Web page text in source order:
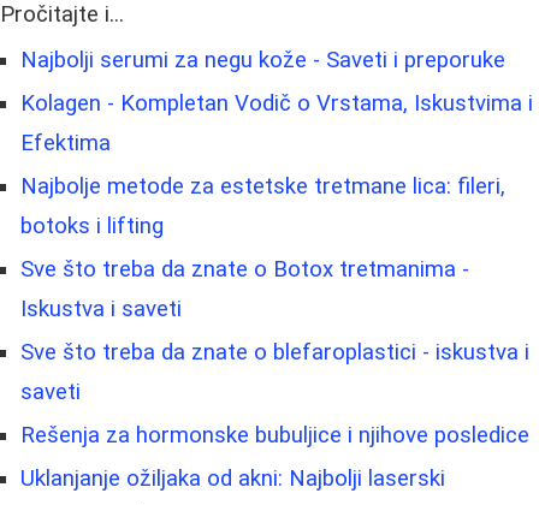
Pročitajte i...
Najbolji serumi za negu kože - Saveti i preporuke
Kolagen - Kompletan Vodič o Vrstama, Iskustvima i
Efektima
Najbolje metode za estetske tretmane lica: fileri,
botoks i lifting
Sve što treba da znate o Botox tretmanima -
Iskustva i saveti
Sve što treba da znate o blefaroplastici - iskustva i
saveti
Rešenja za hormonske bubuljice i njihove posledice
Uklanjanje ožiljaka od akni: Najbolji laserski